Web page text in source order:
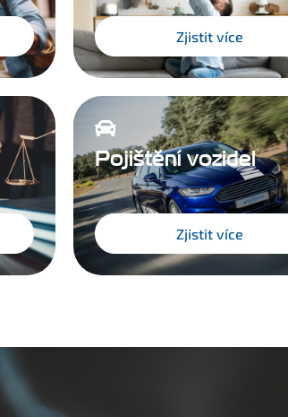
Zjistit více
Pojištění vozidel
Zjistit více